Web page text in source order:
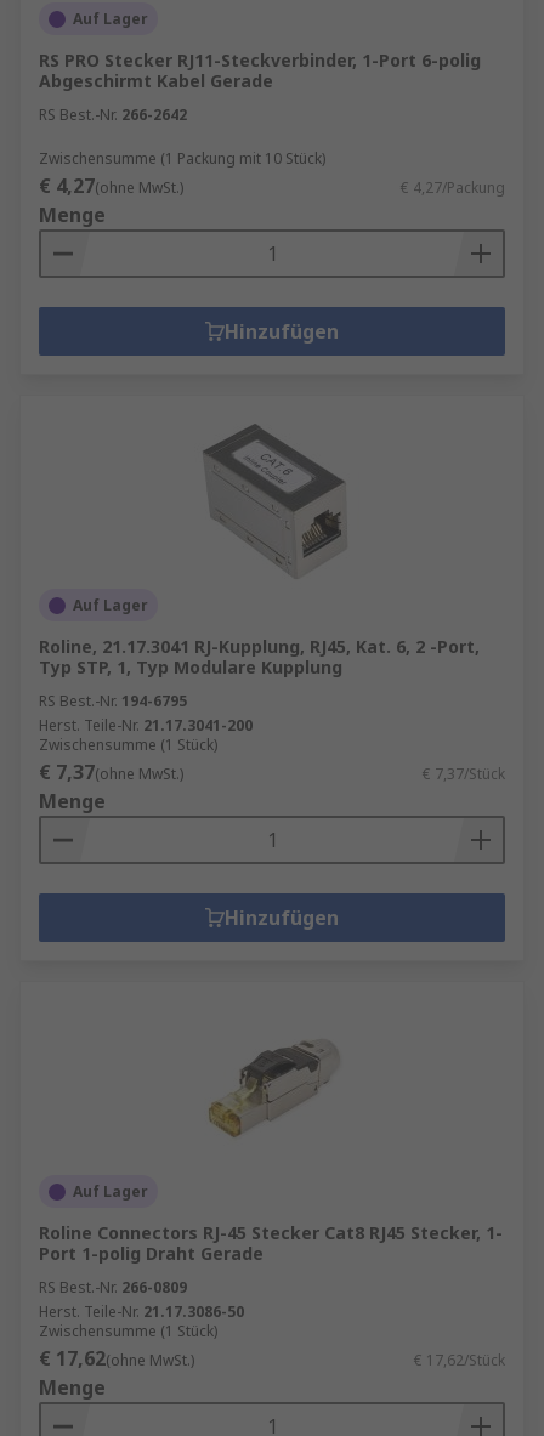
Auf Lager
RS PRO Stecker RJ11-Steckverbinder, 1-Port 6-polig
Abgeschirmt Kabel Gerade
RS Best.-Nr. 266-2642
Zwischensumme (1 Packung mit 10 Stück)
€ 4,27(ohne MwSt.) € 4,27/Packung
Menge
Hinzufügen
Auf Lager
Roline, 21.17.3041 RJ-Kupplung, RJ45, Kat. 6, 2 -Port,
Typ STP, 1, Typ Modulare Kupplung
RS Best.-Nr. 194-6795
Herst. Teile-Nr. 21.17.3041-200
Zwischensumme (1 Stück)
€ 7,37(ohne MwSt.) € 7,37/Stück
Menge
Hinzufügen
Auf Lager
Roline Connectors RJ-45 Stecker Cat8 RJ45 Stecker, 1-
Port 1-polig Draht Gerade
RS Best.-Nr. 266-0809
Herst. Teile-Nr. 21.17.3086-50
Zwischensumme (1 Stück)
€ 17,62(ohne MwSt.) € 17,62/Stück
Menge